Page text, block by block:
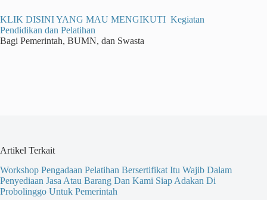
KLIK DISINI YANG MAU MENGIKUTI Kegiatan
Pendidikan dan Pelatihan
Bagi Pemerintah, BUMN, dan Swasta
Artikel Terkait
Workshop Pengadaan Pelatihan Bersertifikat Itu Wajib Dalam
Penyediaan Jasa Atau Barang Dan Kami Siap Adakan Di
Probolinggo Untuk Pemerintah